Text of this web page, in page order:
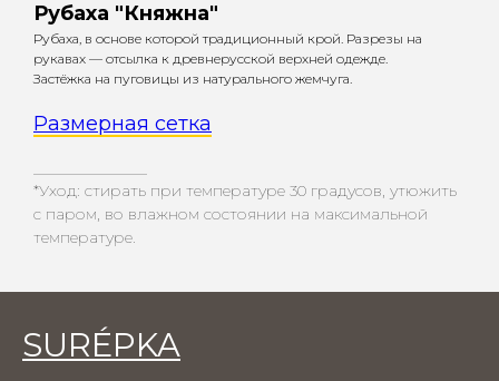
Рубаха "Княжна"
Рубаха, в основе которой традиционный крой. Разрезы на
рукавах — отсылка к древнерусской верхней одежде.
Застёжка на пуговицы из натурального жемчуга.
Размерная сетка
*Уход: стирать при температуре 30 градусов, утюжить
с паром, во влажном состоянии на максимальной
температуре.
SURÉPKA